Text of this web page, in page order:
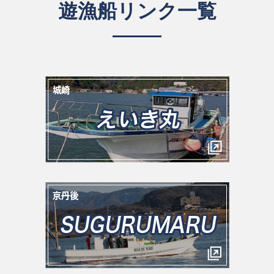
遊漁船リンク一覧